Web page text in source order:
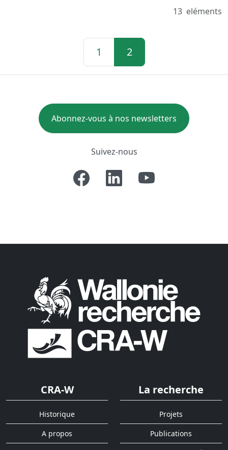
13 eléments
1 2
Abonnez-vous à nos newsletters
Suivez-nous
CRA-W
Historique
A propos
La recherche
Projets
Publications